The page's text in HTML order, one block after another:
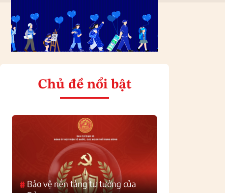
Chủ đề nổi bật
#Bảo vệ nền tảng tư tưởng của